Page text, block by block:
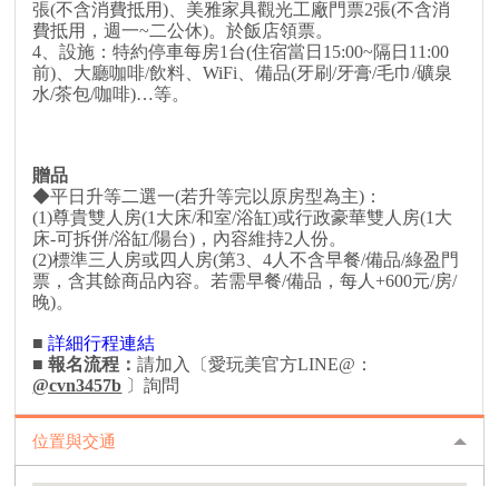
張(不含消費抵用)、美雅家具觀光工廠門票2張(不含消
費抵用，週一~二公休)。於飯店領票。
4、設施：特約停車每房1台(住宿當日15:00~隔日11:00
前)、大廳咖啡/飲料、WiFi、備品(牙刷/牙膏/毛巾/礦泉
水/茶包/咖啡)…等。
贈品
◆平日升等二選一(若升等完以原房型為主)：
(1)尊貴雙人房(1大床/和室/浴缸)或行政豪華雙人房(1大
床-可拆併/浴缸/陽台)，內容維持2人份。
(2)標準三人房或四人房(第3、4人不含早餐/備品/綠盈門
票，含其餘商品內容。若需早餐/備品，每人+600元/房/
晚)。
■詳細行程連結
■報名流程 ：請加入〔愛玩美官方LINE@：
@cvn3457b 〕詢問
位置與交通